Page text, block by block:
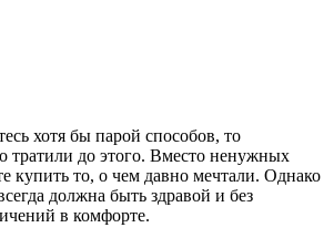
хотя бы парой способов, то
тратили до этого. Вместо ненужных
купить то, о чем давно мечтали. Однако
должна быть здравой и без
в комфорте.